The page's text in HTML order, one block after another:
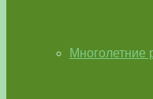
Многолетние